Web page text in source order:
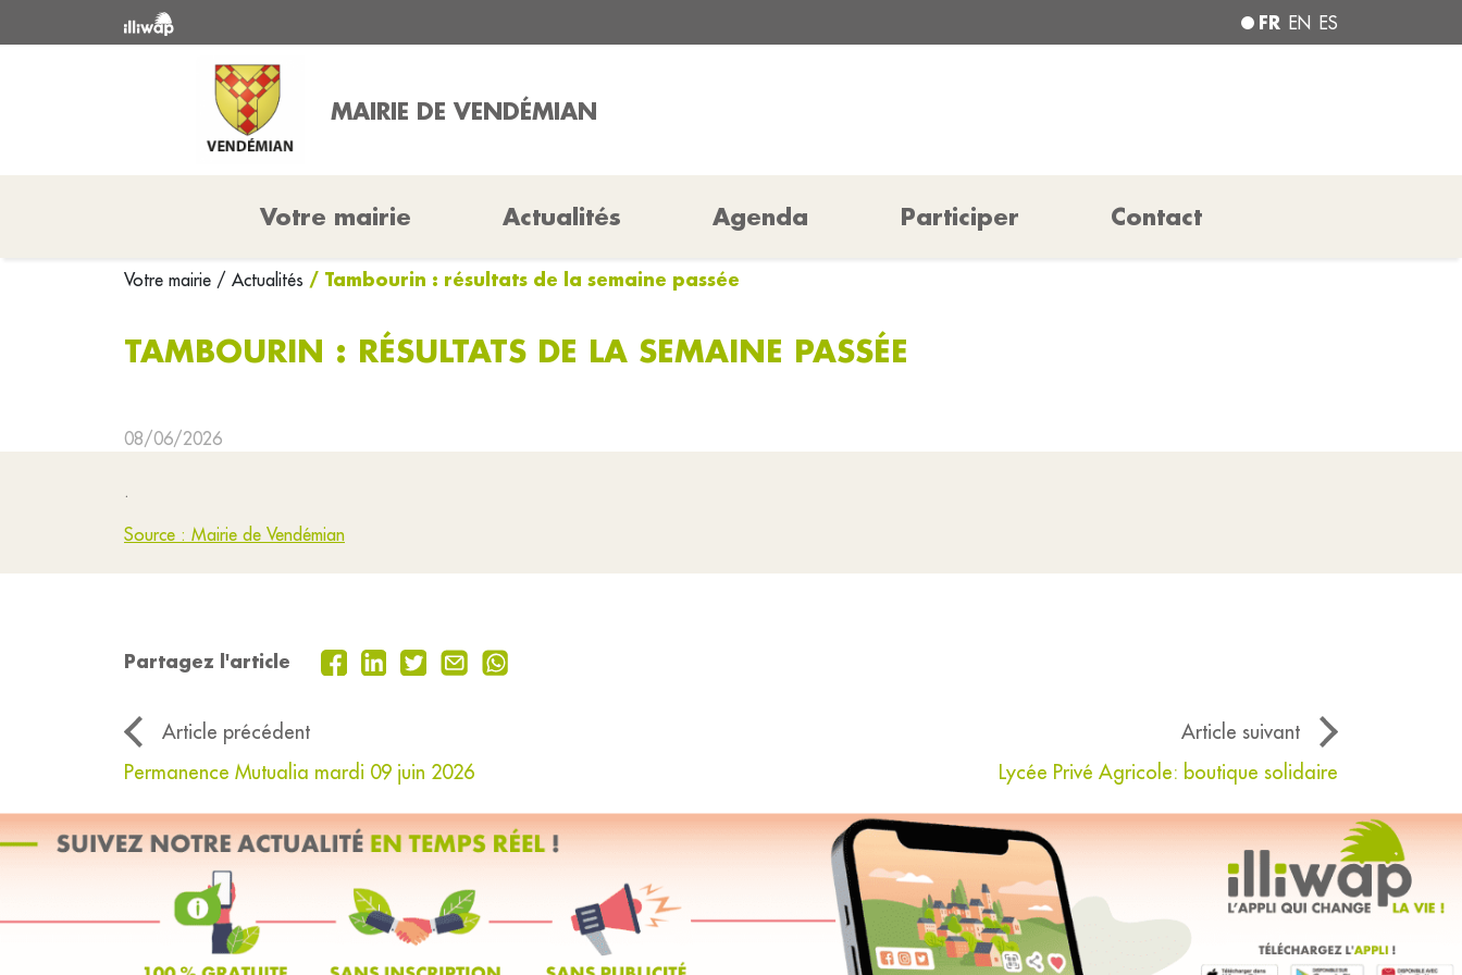
FR EN ES
MAIRIE DE VENDÉMIAN
Votre mairie Actualités Agenda Participer Contact
Votre mairie / Actualités / Tambourin : résultats de la semaine passée
TAMBOURIN : RÉSULTATS DE LA SEMAINE PASSÉE
08/06/2026
.
Source : Mairie de Vendémian
Partagez l'article
Article précédent
Article suivant
Permanence Mutualia mardi 09 juin 2026
Lycée Privé Agricole: boutique solidaire